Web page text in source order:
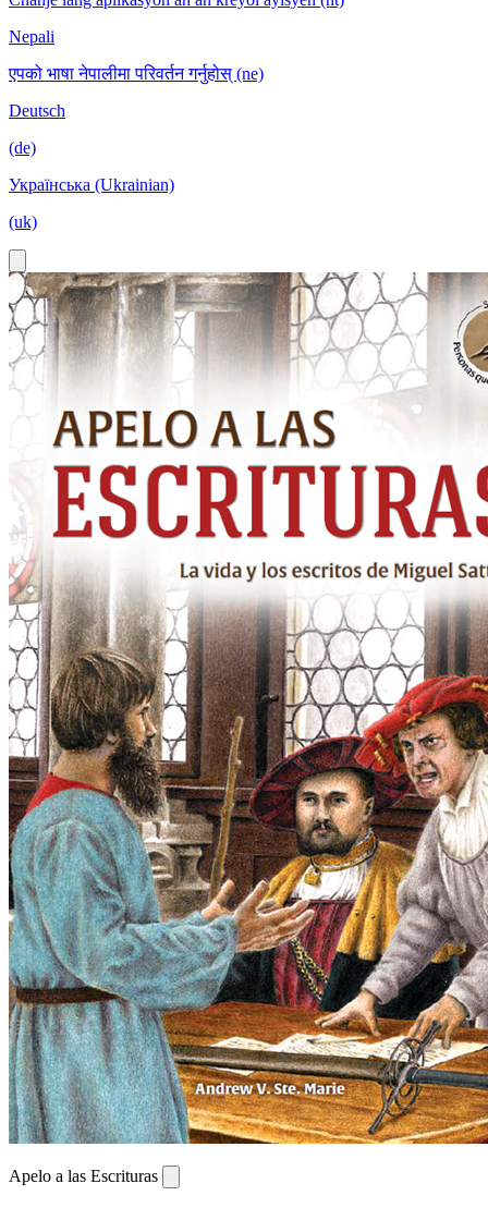
Nepali
एपको भाषा नेपालीमा परिवर्तन गर्नुहोस् (ne)
Deutsch
(de)
Українська (Ukrainian)
(uk)
Apelo a las Escrituras